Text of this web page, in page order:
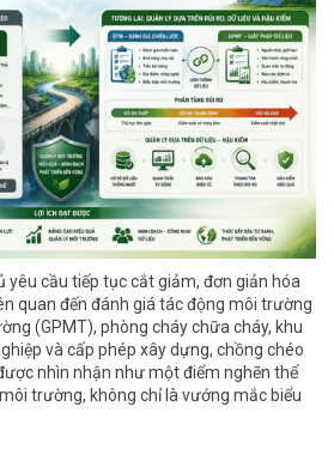
yêu cầu tiếp tục cắt giảm, đơn giản hóa
quan đến đánh giá tác động môi trường
(GPMT), phòng cháy chữa cháy, khu
và cấp phép xây dựng, chồng chéo
nhìn nhận như một điểm nghẽn thể
trường, không chỉ là vướng mắc biểu